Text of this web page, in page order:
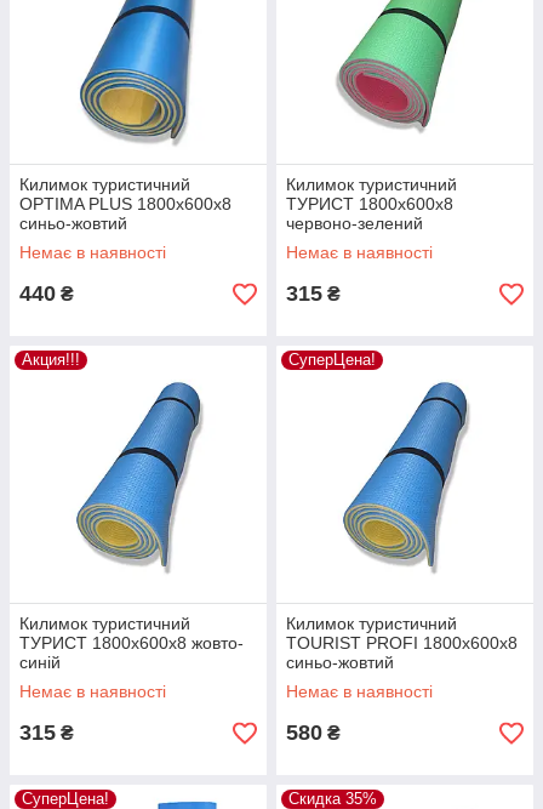
Килимок туристичний
OPTIMA PLUS 1800х600х8
синьо-жовтий
Немає в наявності
440 ₴
Килимок туристичний
ТУРИСТ 1800х600х8
червоно-зелений
Немає в наявності
315 ₴
Акция!!!
Килимок туристичний
ТУРИСТ 1800х600х8 жовто-
синій
Немає в наявності
315 ₴
СуперЦена!
Килимок туристичний
TOURIST PROFI 1800х600х8
синьо-жовтий
Немає в наявності
580 ₴
СуперЦена! Скидка 35%